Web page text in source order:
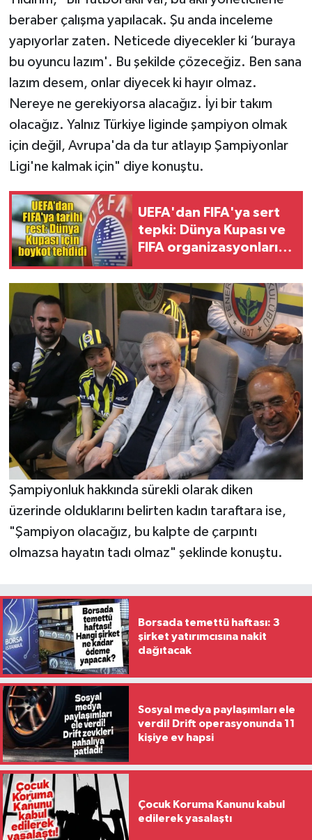
beraber çalışma yapılacak. Şu anda inceleme
yapıyorlar zaten. Neticede diyecekler ki ‘buraya
bu oyuncu lazım'. Bu şekilde çözeceğiz. Ben sana
lazım desem, onlar diyecek ki hayır olmaz.
Nereye ne gerekiyorsa alacağız. İyi bir takım
olacağız. Yalnız Türkiye liginde şampiyon olmak
için değil, Avrupa'da da tur atlayıp Şampiyonlar
Ligi'ne kalmak için" diye konuştu.
UEFA'dan FIFA'ya sert
tepki: Dünya Kupası ve
FIFA organizasyonları
Şampiyonluk hakkında sürekli olarak diken
üzerinde olduklarını belirten kadın taraftara ise,
"Şampiyon olacağız, bu kalpte de çarpıntı
olmazsa hayatın tadı olmaz" şeklinde konuştu.
Borsada temettü haftası: 3
şirket yatırımcısına nakit
dağıtacak
Sosyal medya paylaşımları ele
verdi! Drift operasyonunda 11
kişiye ev hapsi
Çocuk Koruma Kanunu kabul
edilerek yasalaştı